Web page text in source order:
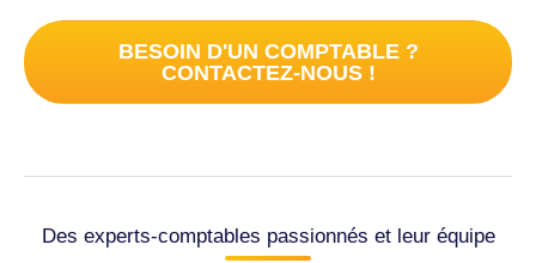
BESOIN D'UN COMPTABLE ?
CONTACTEZ-NOUS !
Des experts-comptables passionnés et leur équipe